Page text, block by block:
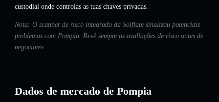
custodial onde controlas as tuas chaves privadas.
Nota: O scanner de risco integrado da Solflare sinalizou potenciais
problemas com Pompia. Revê sempre as avaliações de risco antes de
negociares.
Dados de mercado de Pompia